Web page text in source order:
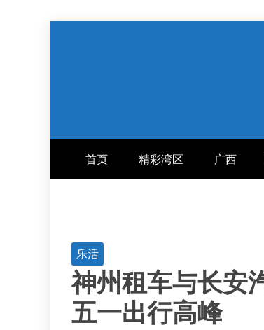
首页 精彩湾区 广西
乐活
神州租车与长安
五一出行高峰